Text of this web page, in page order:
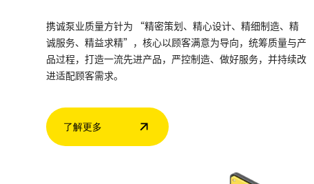
携诚泵业质量方针为 “精密策划、精心设计、精细制造、精
诚服务、精益求精”，核心以顾客满意为导向，统筹质量与产
品过程，打造一流先进产品，严控制造、做好服务，并持续改
进适配顾客需求。
了解更多